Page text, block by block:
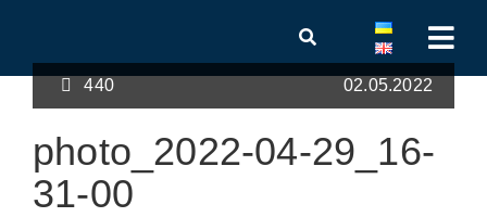
440 02.05.2022
photo_2022-04-29_16-
31-00